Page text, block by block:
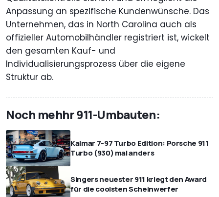
Anpassung an spezifische Kundenwünsche. Das
Unternehmen, das in North Carolina auch als
offizieller Automobilhändler registriert ist, wickelt
den gesamten Kauf- und
Individualisierungsprozess über die eigene
Struktur ab.
Noch mehhr 911-Umbauten:
Kalmar 7-97 Turbo Edition: Porsche 911
Turbo (930) mal anders
Singers neuester 911 kriegt den Award
für die coolsten Scheinwerfer